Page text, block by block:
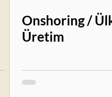
Onshoring /
Üretim